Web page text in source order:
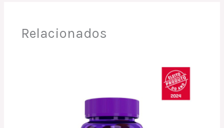
Relacionados